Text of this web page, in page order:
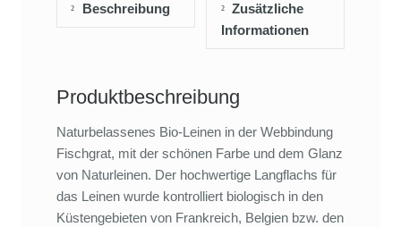
Beschreibung
Zusätzliche
Informationen
Produktbeschreibung
Naturbelassenes Bio-Leinen in der Webbindung
Fischgrat, mit der schönen Farbe und dem Glanz
von Naturleinen. Der hochwertige Langflachs für
das Leinen wurde kontrolliert biologisch in den
Küstengebieten von Frankreich, Belgien bzw. den